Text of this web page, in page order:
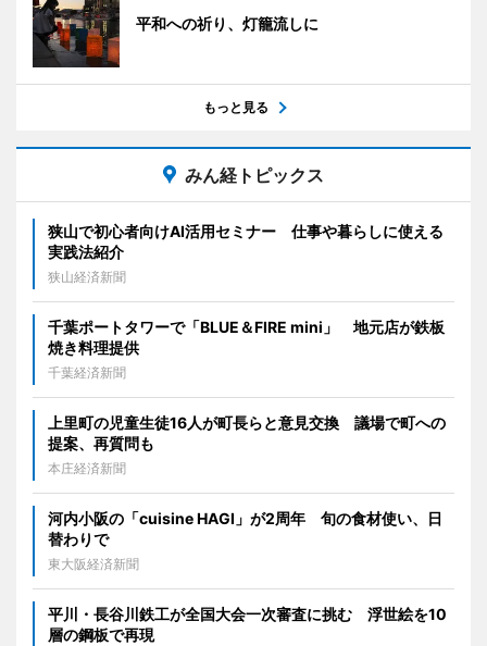
平和への祈り、灯籠流しに
もっと見る
みん経トピックス
狭山で初心者向けAI活用セミナー 仕事や暮らしに使える
実践法紹介
狭山経済新聞
千葉ポートタワーで「BLUE＆FIRE mini」 地元店が鉄板
焼き料理提供
千葉経済新聞
上里町の児童生徒16人が町長らと意見交換 議場で町への
提案、再質問も
本庄経済新聞
河内小阪の「cuisine HAGI」が2周年 旬の食材使い、日
替わりで
東大阪経済新聞
平川・長谷川鉄工が全国大会一次審査に挑む 浮世絵を10
層の鋼板で再現